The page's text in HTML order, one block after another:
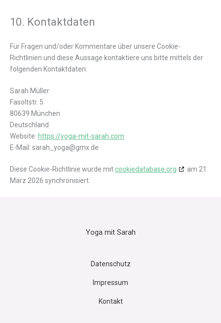
10. Kontaktdaten
Für Fragen und/oder Kommentare über unsere Cookie-
Richtlinien und diese Aussage kontaktiere uns bitte mittels der
folgenden Kontaktdaten:
Sarah Müller
Fasoltstr. 5
80639 München
Deutschland
Website: https://yoga-mit-sarah.com
E-Mail: sarah_yoga@gmx.de
Diese Cookie-Richtlinie wurde mitcookiedatabase.org
am 21.
März 2026 synchronisiert.
Yoga mit Sarah
Datenschutz
Impressum
Kontakt